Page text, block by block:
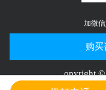
加微
购买
opyright ©